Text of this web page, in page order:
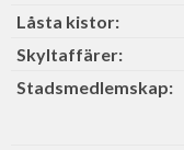
Låsta kistor:
Skyltaffärer:
Stadsmedlemskap: